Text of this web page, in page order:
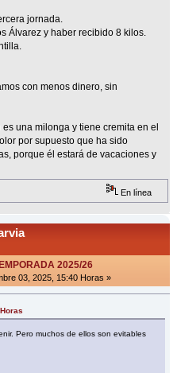
jornada.
Álvarez y haber recibido 8 kilos.
con menos dinero, sin
una milonga y tiene cremita en el
por supuesto que ha sido
porque él estará de vacaciones y
En línea
2025/26
03, 2025, 15:40 Horas »
Pero muchos de ellos son evitables